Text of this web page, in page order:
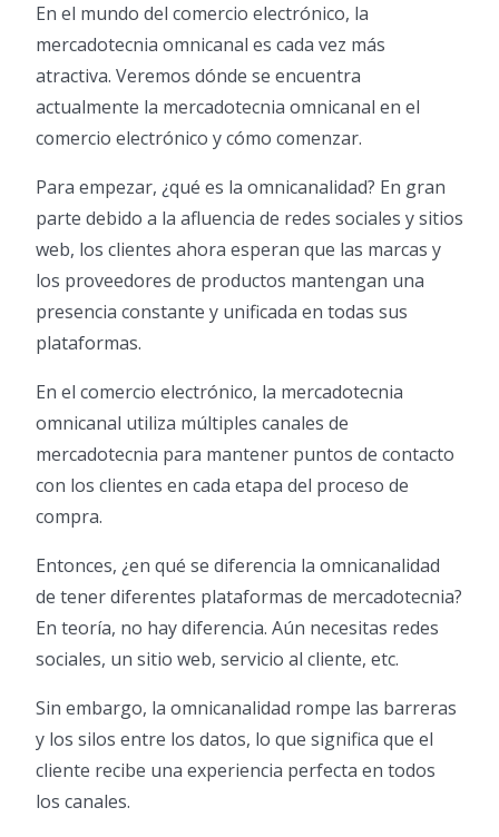
En el mundo del comercio electrónico, la
mercadotecnia omnicanal es cada vez más
atractiva. Veremos dónde se encuentra
actualmente la mercadotecnia omnicanal en el
comercio electrónico y cómo comenzar.
Para empezar, ¿qué es la omnicanalidad? En gran
parte debido a la afluencia de redes sociales y sitios
web, los clientes ahora esperan que las marcas y
los proveedores de productos mantengan una
presencia constante y unificada en todas sus
plataformas.
En el comercio electrónico, la mercadotecnia
omnicanal utiliza múltiples canales de
mercadotecnia para mantener puntos de contacto
con los clientes en cada etapa del proceso de
compra.
Entonces, ¿en qué se diferencia la omnicanalidad
de tener diferentes plataformas de mercadotecnia?
En teoría, no hay diferencia. Aún necesitas redes
sociales, un sitio web, servicio al cliente, etc.
Sin embargo, la omnicanalidad rompe las barreras
y los silos entre los datos, lo que significa que el
cliente recibe una experiencia perfecta en todos
los canales.